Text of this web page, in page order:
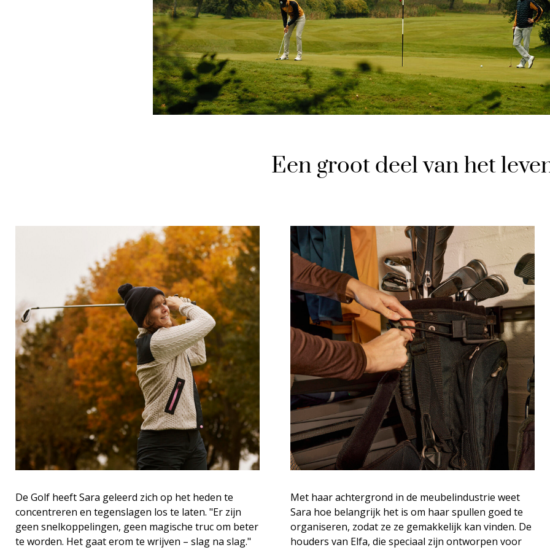
Een groot deel van het
De Golf heeft Sara geleerd zich op het heden te
concentreren en tegenslagen los te laten. "Er zijn
geen snelkoppelingen, geen magische truc om beter
te worden. Het gaat erom te wrijven – slag na slag."
Met haar achtergrond in de meubelindustrie weet
Sara hoe belangrijk het is om haar spullen goed te
organiseren, zodat ze ze gemakkelijk kan vinden. De
houders van Elfa, die speciaal zijn ontworpen voor